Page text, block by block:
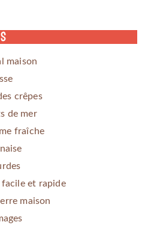
maison
crêpes
de mer
fraîche
et rapide
maison